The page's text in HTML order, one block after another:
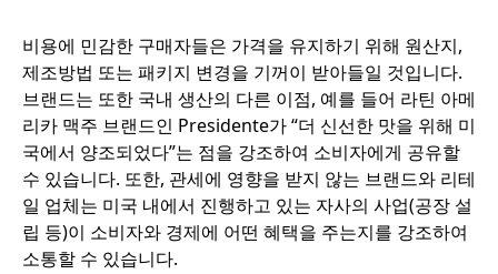
비용에 민감한 구매자들은 가격을 유지하기 위해 원산지,
제조방법 또는 패키지 변경을 기꺼이 받아들일 것입니다.
브랜드는 또한 국내 생산의 다른 이점, 예를 들어 라틴 아메
리카 맥주 브랜드인 Presidente가 “더 신선한 맛을 위해 미
국에서 양조되었다”는 점을 강조하여 소비자에게 공유할
수 있습니다. 또한, 관세에 영향을 받지 않는 브랜드와 리테
일 업체는 미국 내에서 진행하고 있는 자사의 사업(공장 설
립 등)이 소비자와 경제에 어떤 혜택을 주는지를 강조하여
소통할 수 있습니다.